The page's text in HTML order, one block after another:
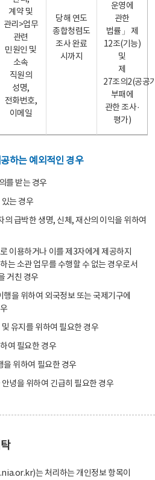
계약 및
관리>업무
관련
민원인 및
소속
직원의
성명,
전화번호,
이메일
당해 연도
종합청렴도
조사 완료
시까지
운영에
관한
법률」 제
12조(기능)
및
제
27조의2(공공
부패에
관한 조사·
평가)
하는 예외적인 경우
를 받는 경우
는 경우
의 급박한 생명, 신체, 재산의 이익을 위하여
이용하거나 이를 제3자에게 제공하지
는 소관 업무를 수행할 수 없는 경우로서
거친 경우
을 위하여 외국정보 또는 국제기구에
유지를 위하여 필요한 경우
여 필요한 경우
을 위하여 필요한 경우
녕을 위하여 긴급히 필요한 경우
는 처리하는 개인정보 항목이